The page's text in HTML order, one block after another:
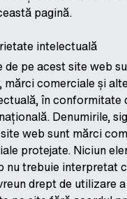
pagină.
intelectuală
de pe acest site web
mărci comerciale și
în conformitate
Denumirile,
web sunt mărci
protejate. Niciun
nu trebuie interpretat
drept de utilizare